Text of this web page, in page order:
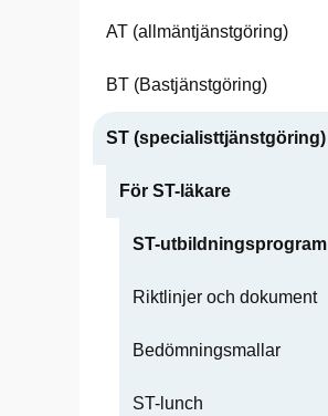
AT (allmäntjänstgöring)
BT (Bastjänstgöring)
ST (specialisttjänstgöring)
För ST-läkare
ST-utbildningsprogram
Riktlinjer och dokument
Bedömningsmallar
ST-lunch